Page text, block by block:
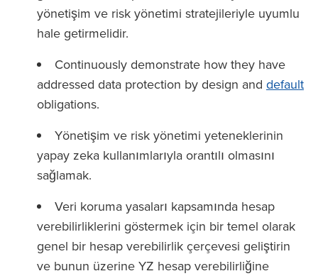
yönetişim ve risk yönetimi stratejileriyle uyumlu
hale getirmelidir.
Continuously demonstrate how they have
addressed data protection by design and default
obligations.
Yönetişim ve risk yönetimi yeteneklerinin
yapay zeka kullanımlarıyla orantılı olmasını
sağlamak.
Veri koruma yasaları kapsamında hesap
verebilirliklerini göstermek için bir temel olarak
genel bir hesap verebilirlik çerçevesi geliştirin
ve bunun üzerine YZ hesap verebilirliğine